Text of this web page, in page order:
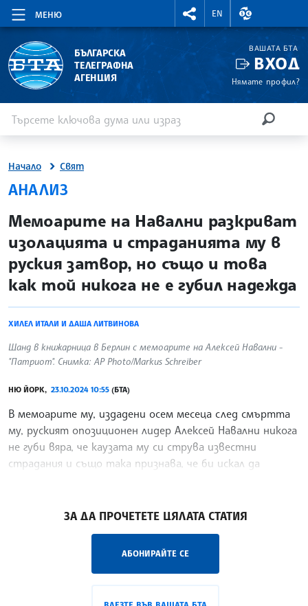
МЕНЮ
RIGHTMENU.SOCIAL
EN
ВАЛУТНИ
БЪЛГАРСКА
ТЕЛЕГРАФНА
АГЕНЦИЯ
ВАШАТА БТА
ВХОД
Нямате профил?
Начало Свят
АНАЛИЗ
site.bta
Мемоарите на Навални разкриват
изолацията и страданията му в
руския затвор, но също и това
как той никога не е губил надежда
ХИЛЕЛ ИТАЛИ И ДАША ЛИТВИНОВА
Щанд в книжарница в Берлин с мемоарите на Алексей Навални -
"Патриот". Снимка: AP Photo/Markus Schreiber
НЮ ЙОРК, 23.10.2024 10:55 (БТА)
В мемоарите му, издадени осем месеца след смъртта
му, руският опозиционен лидер Алексей Навални никога
не губи вяра, че каузата му си струва известни
страдания и също така признава, че би искал да
ЗА ДА ПРОЧЕТЕТЕ ЦЯЛАТА СТАТИЯ
АБОНИРАЙТЕ СЕ